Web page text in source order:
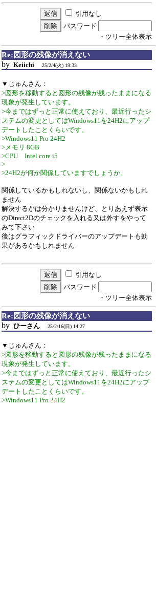
引用なし
パスワード
・ツリー全体表示
Re:図形の残像が消えない
by Keiichi 25/2/4(火) 19:33
▼じゅんさん：
>図形を移動すると図形の残像が残ったままになる
現象が発生しています。
>今まではずっと正常に使えており、最近行ったシ
ステムの変更としてはWindows11を24H2にアップ
デートしたことくらいです。
>Windows11 Pro 24H2
>メモリ 8GB
>CPU Intel core i5
>
>24H2が何か関係していますでしょうか。
関係しているかもしれないし、関係ないかもしれ
ません
解決するかは分かりませんけど、とりあえず表示
のDirect2Dのチェックを入れる又は外すをやって
みて下さい
後はグラフィックドライバーのアップデートも効
果があるかもしれません
引用なし
パスワード
・ツリー全体表示
Re:図形の残像が消えない
by ひーさん 25/2/16(日) 14:27
▼じゅんさん：
>図形を移動すると図形の残像が残ったままになる
現象が発生しています。
>今まではずっと正常に使えており、最近行ったシ
ステムの変更としてはWindows11を24H2にアップ
デートしたことくらいです。
>Windows11 Pro 24H2